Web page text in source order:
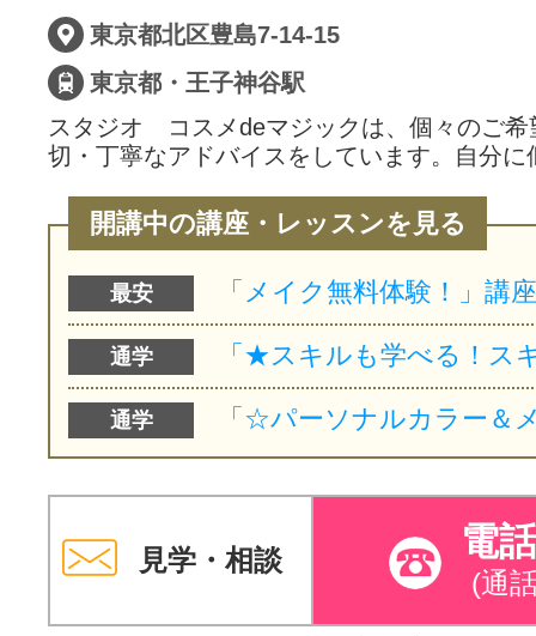
東京都北区豊島7-14-15
東京都・王子神谷駅
スタジオ コスメdeマジックは、個々のご希
切・丁寧なアドバイスをしています。自分
開講中の講座・レッスンを見る
最安
通学
通学
見学・相談 電
(通